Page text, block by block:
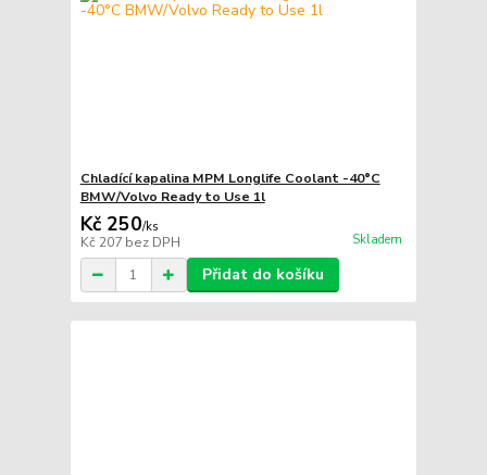
Chladící kapalina MPM Longlife Coolant -40°C
BMW/Volvo Ready to Use 1l
Kč 250/ks
Kč 207 bez DPH Skladem
Přidat do košíku